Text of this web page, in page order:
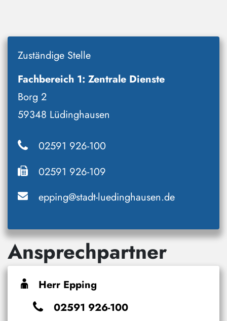
Zuständige Stelle
Fachbereich 1: Zentrale Dienste
Borg 2
59348 Lüdinghausen
02591 926-100
02591 926-109
epping@stadt-luedinghausen.de
Ansprechpartner
Herr Epping
02591 926-100